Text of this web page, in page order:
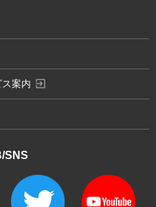
SNS
案内 exit_to_app